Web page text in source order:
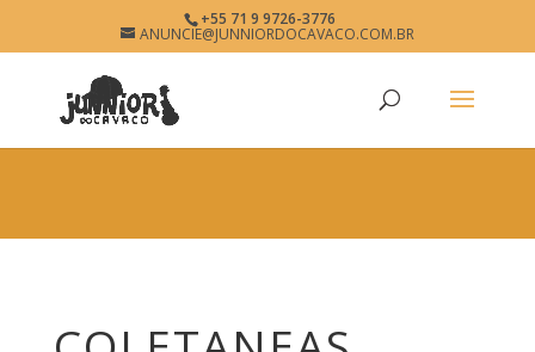
COLETANEAS JUNNIOR DO
CAVACO
+55 71 9 9726-3776
ANUNCIE@JUNNIORDOCAVACO.COM.BR
× Free - In Google Play View